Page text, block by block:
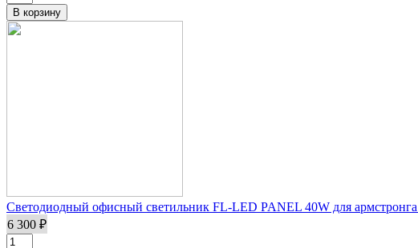
Светодиодный офисный светильник FL-LED PANEL 40W для
6 300 ₽